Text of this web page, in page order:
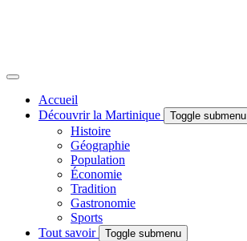
Accueil
Découvrir la Martinique
Toggle submenu
Histoire
Géographie
Population
Économie
Tradition
Gastronomie
Sports
Tout savoir
Toggle submenu